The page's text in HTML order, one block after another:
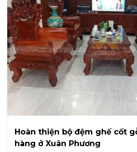
Hoàn thiện bộ đệm ghế cốt
hàng ở Xuân Phương